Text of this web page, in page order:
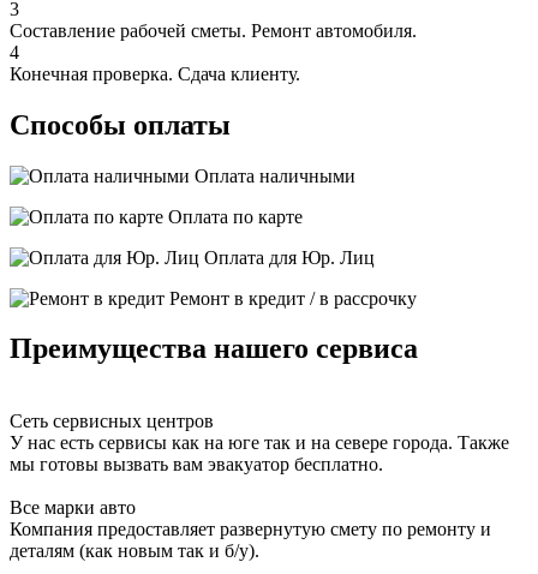
3
Составление рабочей сметы. Ремонт автомобиля.
4
Конечная проверка. Сдача клиенту.
Способы оплаты
Оплата наличными
Оплата по карте
Оплата для Юр. Лиц
Ремонт в кредит / в рассрочку
Преимущества нашего сервиса
Сеть сервисных центров
У нас есть сервисы как на юге так и на севере города. Также
мы готовы вызвать вам эвакуатор бесплатно.
Все марки авто
Компания предоставляет развернутую смету по ремонту и
деталям (как новым так и б/у).